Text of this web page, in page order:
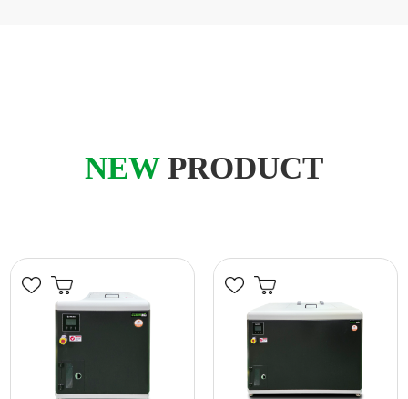
NEW PRODUCT